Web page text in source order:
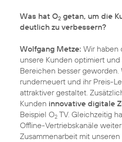
Was hat O2 getan, um die
deutlich zu verbessern?
Wolfgang Metze: Wir haben
unsere Kunden optimiert
Bereichen besser geworden.
runderneuert und ihr Preis-
attraktiver gestaltet.
Kunden innovative digitale
Beispiel O2 TV. Gleichzeitig
Offline-Vertriebskanäle
Zusammenarbeit mit